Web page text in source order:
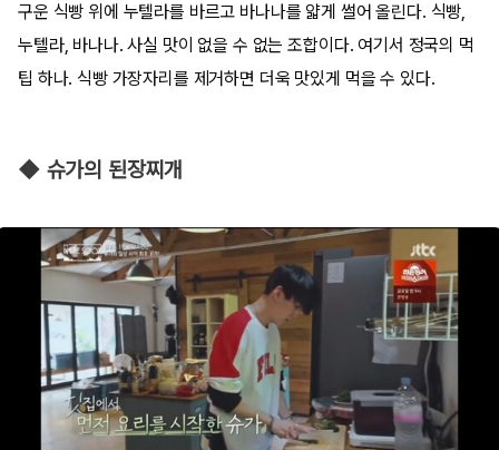
구운 식빵 위에 누텔라를 바르고 바나나를 얇게 썰어 올린다. 식빵,
누텔라, 바나나. 사실 맛이 없을 수 없는 조합이다. 여기서 정국의 먹
팁 하나. 식빵 가장자리를 제거하면 더욱 맛있게 먹을 수 있다.
◆ 슈가의 된장찌개